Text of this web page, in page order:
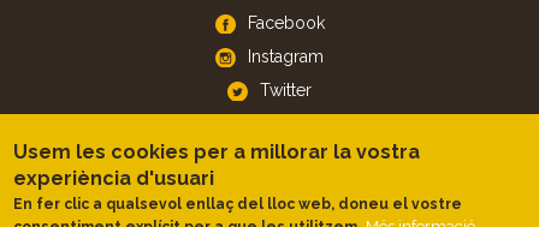
Facebook
Instagram
Twitter
APP
iOS
Usem les cookies per a millorar la vostra
experiència d'usuari
En fer clic a qualsevol enllaç del lloc web, doneu el vostre